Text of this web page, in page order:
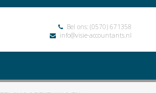
Bel ons: (0570) 671358
info@visie-accountants.nl